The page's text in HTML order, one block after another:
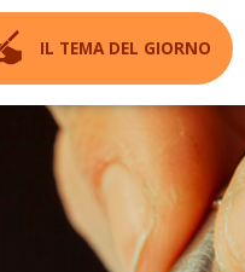
IL TEMA DEL GIORNO